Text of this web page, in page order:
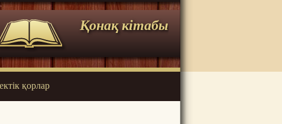
Қонақ кітабы
қорлар